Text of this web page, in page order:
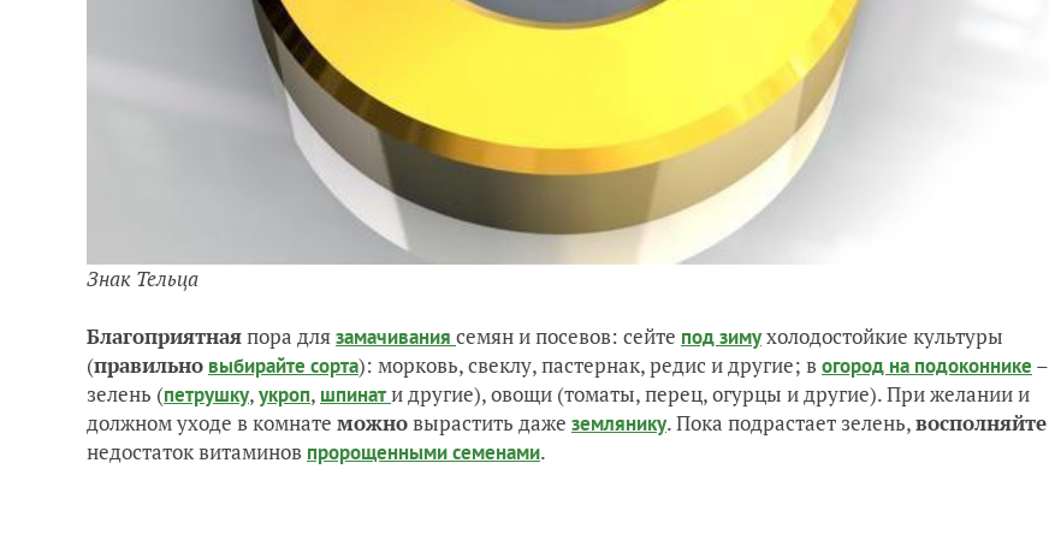
Знак Тельца
Благоприятнаяпора длязамачивания семян и посевов: сейте под зимухолодостойкие культуры
(правильно выбирайте сорта): морковь, свеклу, пастернак, редис и другие; вогород на подоконнике –
зелень (петрушку,укроп, шпинати другие), овощи (томаты, перец, огурцы и другие). При желании и
должном уходе в комнате можновырастить даже землянику. Пока подрастает зелень,восполняйте
недостаток витаминов пророщенными семенами.